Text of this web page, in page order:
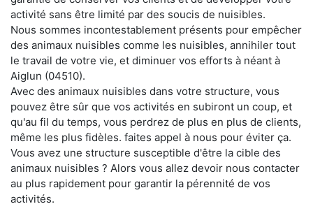
activité sans être limité par des soucis de nuisibles.
Nous sommes incontestablement présents pour empêcher
des animaux nuisibles comme les nuisibles, annihiler tout
le travail de votre vie, et diminuer vos efforts à néant à
Aiglun (04510).
Avec des animaux nuisibles dans votre structure, vous
pouvez être sûr que vos activités en subiront un coup, et
qu'au fil du temps, vous perdrez de plus en plus de clients,
même les plus fidèles. faites appel à nous pour éviter ça.
Vous avez une structure susceptible d'être la cible des
animaux nuisibles ? Alors vous allez devoir nous contacter
au plus rapidement pour garantir la pérennité de vos
activités.